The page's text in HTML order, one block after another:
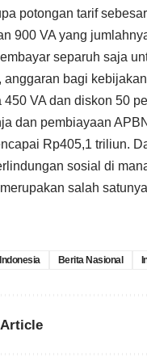
potongan tarif
900 VA yang
separuh saja
anggaran bagi
VA dan diskon 50
dan pembiayaan
Rp405,1 triliun.
sosial di
salah
Berita Nasional